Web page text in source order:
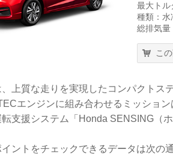
最大ト
種類：水
総排気
こ
、上質な走りを実現したコンパクトス
エンジンに組み合わせるミッショ
支援システム「Honda SENSING（
ントをチェックできるデータは次の通